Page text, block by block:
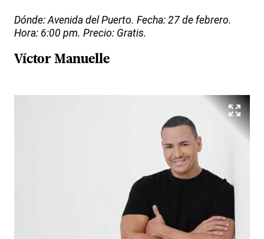
Dónde: Avenida del Puerto. Fecha: 27 de febrero.
Hora: 6:00 pm. Precio: Gratis.
Víctor Manuelle